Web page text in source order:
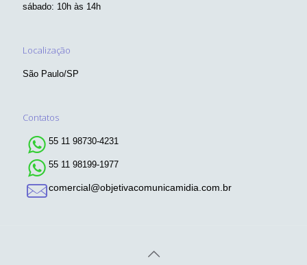
sábado: 10h às 14h
Localização
São Paulo/SP
Contatos
55 11 98730-4231
55 11 98199-1977
comercial@objetivacomunicamidia.com.br